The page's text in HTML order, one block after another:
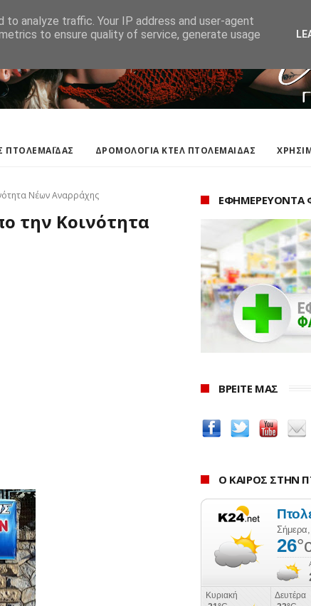
ΚΤΕΛ ΠΤΟΛΕΜΑΙΔΑΣ
ΠΤΟΛΕΜΑΪΔΑΣ ΔΡΟΜΟΛΟΓΙΑ ΚΤΕΛ ΠΤΟΛΕΜΑΙΔΑΣ
Νέων Αναρράχης
την Κοινότητα
ΕΦΗΜΕΡΕΥΟΝΤΑ
ΒΡΕΙΤΕ ΜΑΣ
Ο ΚΑΙΡΟΣ ΣΤΗΝ
analyze traffic. Your IP address and user-agent
to ensure quality of service, generate usage